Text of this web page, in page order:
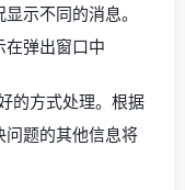
示不同的消息。
在弹出窗口中
的方式处理。根据
问题的其他信息将